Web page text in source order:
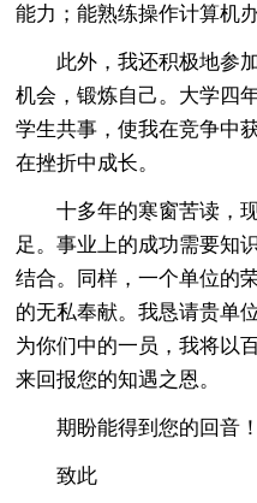
能力；能熟练操作计算机
此外，我还积极地参
机会，锻炼自己。大学四
学生共事，使我在竞争中
在挫折中成长。
十多年的寒窗苦读，
足。事业上的成功需要知
结合。同样，一个单位的
的无私奉献。我恳请贵单
为你们中的一员，我将以
来回报您的知遇之恩。
期盼能得到您的回音！
致此